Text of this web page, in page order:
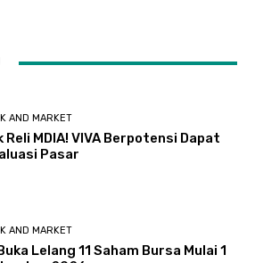
AND MARKET
Reli MDIA! VIVA Berpotensi Dapat
Pasar
AND MARKET
Lelang 11 Saham Bursa Mulai 1